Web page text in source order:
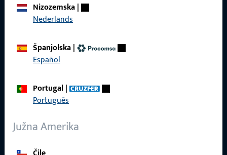
Nizozemska|
Nederlands
Španjolska|
Español
Portugal|
Português
Južna Amerika
Karijera
Katalog proizvoda